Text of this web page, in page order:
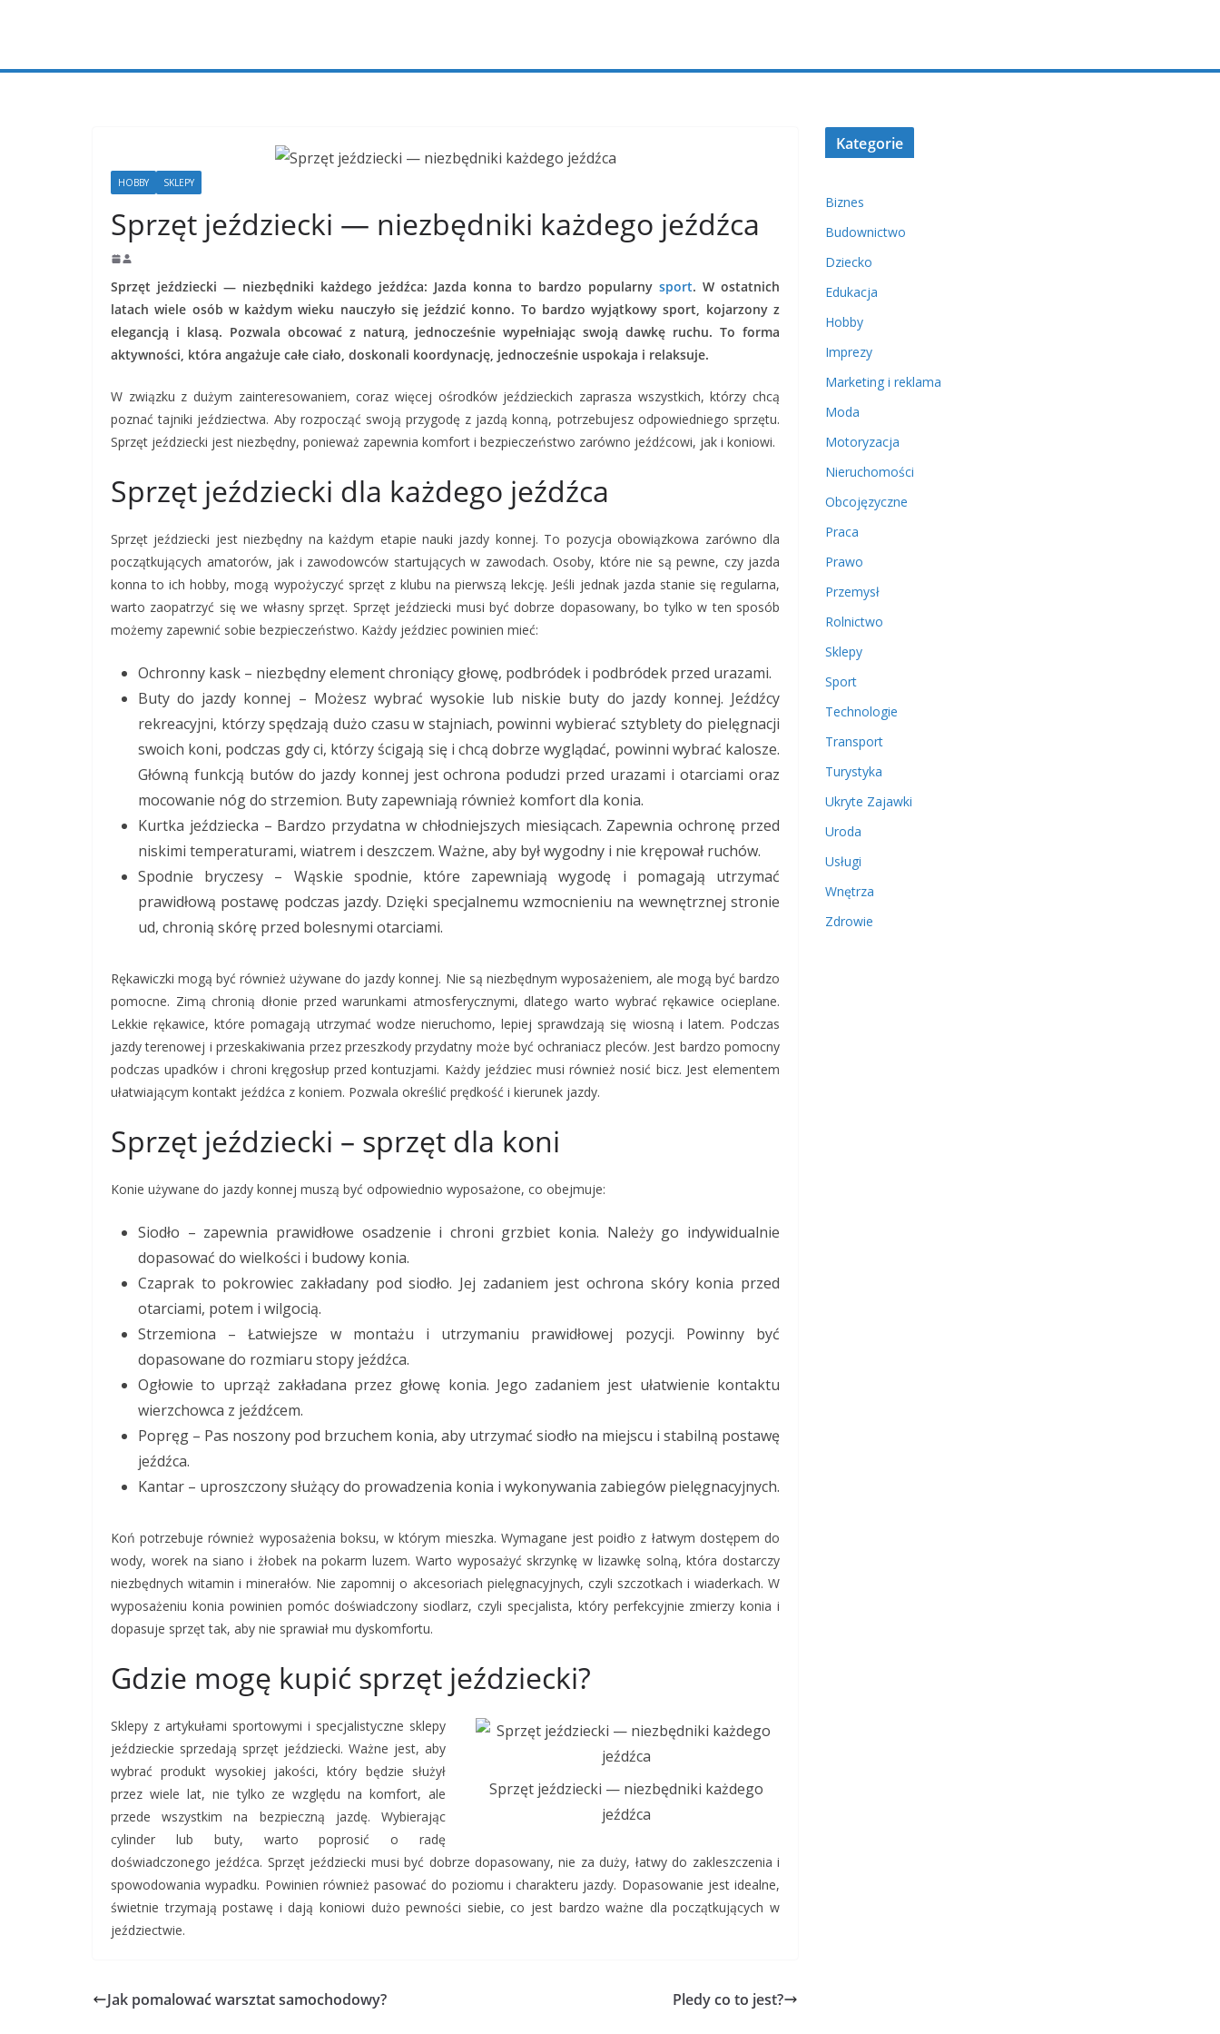
HOBBY SKLEPY
Sprzęt jeździecki — niezbędniki każdego jeźdźca
Sprzęt jeździecki — niezbędniki każdego jeźdźca: Jazda konna to bardzo popularny sport. W ostatnich
latach wiele osób w każdym wieku nauczyło się jeździć konno. To bardzo wyjątkowy sport, kojarzony z
elegancją i klasą. Pozwala obcować z naturą, jednocześnie wypełniając swoją dawkę ruchu. To forma
aktywności, która angażuje całe ciało, doskonali koordynację, jednocześnie uspokaja i relaksuje.
W związku z dużym zainteresowaniem, coraz więcej ośrodków jeździeckich zaprasza wszystkich, którzy chcą
poznać tajniki jeździectwa. Aby rozpocząć swoją przygodę z jazdą konną, potrzebujesz odpowiedniego sprzętu.
Sprzęt jeździecki jest niezbędny, ponieważ zapewnia komfort i bezpieczeństwo zarówno jeźdźcowi, jak i koniowi.
Sprzęt jeździecki dla każdego jeźdźca
Sprzęt jeździecki jest niezbędny na każdym etapie nauki jazdy konnej. To pozycja obowiązkowa zarówno dla
początkujących amatorów, jak i zawodowców startujących w zawodach. Osoby, które nie są pewne, czy jazda
konna to ich hobby, mogą wypożyczyć sprzęt z klubu na pierwszą lekcję. Jeśli jednak jazda stanie się regularna,
warto zaopatrzyć się we własny sprzęt. Sprzęt jeździecki musi być dobrze dopasowany, bo tylko w ten sposób
możemy zapewnić sobie bezpieczeństwo. Każdy jeździec powinien mieć:
Ochronny kask – niezbędny element chroniący głowę, podbródek i podbródek przed urazami.
Buty do jazdy konnej – Możesz wybrać wysokie lub niskie buty do jazdy konnej. Jeźdźcy
rekreacyjni, którzy spędzają dużo czasu w stajniach, powinni wybierać sztyblety do pielęgnacji
swoich koni, podczas gdy ci, którzy ścigają się i chcą dobrze wyglądać, powinni wybrać kalosze.
Główną funkcją butów do jazdy konnej jest ochrona podudzi przed urazami i otarciami oraz
mocowanie nóg do strzemion. Buty zapewniają również komfort dla konia.
Kurtka jeździecka – Bardzo przydatna w chłodniejszych miesiącach. Zapewnia ochronę przed
niskimi temperaturami, wiatrem i deszczem. Ważne, aby był wygodny i nie krępował ruchów.
Spodnie bryczesy – Wąskie spodnie, które zapewniają wygodę i pomagają utrzymać
prawidłową postawę podczas jazdy. Dzięki specjalnemu wzmocnieniu na wewnętrznej stronie
ud, chronią skórę przed bolesnymi otarciami.
Rękawiczki mogą być również używane do jazdy konnej. Nie są niezbędnym wyposażeniem, ale mogą być bardzo
pomocne. Zimą chronią dłonie przed warunkami atmosferycznymi, dlatego warto wybrać rękawice ocieplane.
Lekkie rękawice, które pomagają utrzymać wodze nieruchomo, lepiej sprawdzają się wiosną i latem. Podczas
jazdy terenowej i przeskakiwania przez przeszkody przydatny może być ochraniacz pleców. Jest bardzo pomocny
podczas upadków i chroni kręgosłup przed kontuzjami. Każdy jeździec musi również nosić bicz. Jest elementem
ułatwiającym kontakt jeźdźca z koniem. Pozwala określić prędkość i kierunek jazdy.
Sprzęt jeździecki – sprzęt dla koni
Konie używane do jazdy konnej muszą być odpowiednio wyposażone, co obejmuje:
Siodło – zapewnia prawidłowe osadzenie i chroni grzbiet konia. Należy go indywidualnie
dopasować do wielkości i budowy konia.
Czaprak to pokrowiec zakładany pod siodło. Jej zadaniem jest ochrona skóry konia przed
otarciami, potem i wilgocią.
Strzemiona – Łatwiejsze w montażu i utrzymaniu prawidłowej pozycji. Powinny być
dopasowane do rozmiaru stopy jeźdźca.
Ogłowie to uprząż zakładana przez głowę konia. Jego zadaniem jest ułatwienie kontaktu
wierzchowca z jeźdźcem.
Popręg – Pas noszony pod brzuchem konia, aby utrzymać siodło na miejscu i stabilną postawę
jeźdźca.
Kantar – uproszczony służący do prowadzenia konia i wykonywania zabiegów pielęgnacyjnych.
Koń potrzebuje również wyposażenia boksu, w którym mieszka. Wymagane jest poidło z łatwym dostępem do
wody, worek na siano i żłobek na pokarm luzem. Warto wyposażyć skrzynkę w lizawkę solną, która dostarczy
niezbędnych witamin i minerałów. Nie zapomnij o akcesoriach pielęgnacyjnych, czyli szczotkach i wiaderkach. W
wyposażeniu konia powinien pomóc doświadczony siodlarz, czyli specjalista, który perfekcyjnie zmierzy konia i
dopasuje sprzęt tak, aby nie sprawiał mu dyskomfortu.
Gdzie mogę kupić sprzęt jeździecki?
Sprzęt jeździecki — niezbędniki każdego
jeźdźca
Sklepy z artykułami sportowymi i specjalistyczne sklepy
jeździeckie sprzedają sprzęt jeździecki. Ważne jest, aby
wybrać produkt wysokiej jakości, który będzie służył
przez wiele lat, nie tylko ze względu na komfort, ale
przede wszystkim na bezpieczną jazdę. Wybierając
cylinder lub buty, warto poprosić o radę
doświadczonego jeźdźca. Sprzęt jeździecki musi być dobrze dopasowany, nie za duży, łatwy do zakleszczenia i
spowodowania wypadku. Powinien również pasować do poziomu i charakteru jazdy. Dopasowanie jest idealne,
świetnie trzymają postawę i dają koniowi dużo pewności siebie, co jest bardzo ważne dla początkujących w
jeździectwie.
Jak pomalować warsztat samochodowy? Pledy co to jest?
Kategorie
Biznes
Budownictwo
Dziecko
Edukacja
Hobby
Imprezy
Marketing i reklama
Moda
Motoryzacja
Nieruchomości
Obcojęzyczne
Praca
Prawo
Przemysł
Rolnictwo
Sklepy
Sport
Technologie
Transport
Turystyka
Ukryte Zajawki
Uroda
Usługi
Wnętrza
Zdrowie